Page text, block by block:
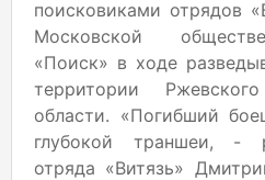
поисковиками отрядов
Московской
«Поиск» в ходе
территории
области. «Погибший
глубокой траншеи, -
отряда «Витязь»